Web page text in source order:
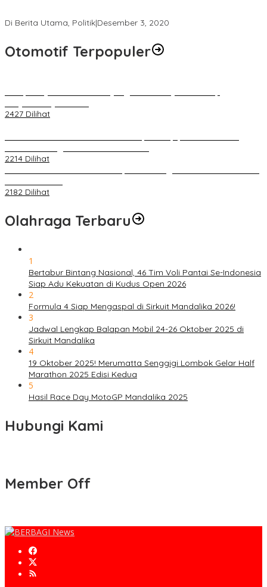
Di Berita Utama, Politik|Desember 3, 2020
Otomotif Terpopuler
2427 Dilihat
2214 Dilihat
2182 Dilihat
Olahraga Terbaru
1
Bertabur Bintang Nasional, 46 Tim Voli Pantai Se-Indonesia
Siap Adu Kekuatan di Kudus Open 2026
2
Formula 4 Siap Mengaspal di Sirkuit Mandalika 2026!
3
Jadwal Lengkap Balapan Mobil 24-26 Oktober 2025 di
Sirkuit Mandalika
4
19 Oktober 2025! Merumatta Senggigi Lombok Gelar Half
Marathon 2025 Edisi Kedua
5
Hasil Race Day MotoGP Mandalika 2025
Hubungi Kami
Member Off